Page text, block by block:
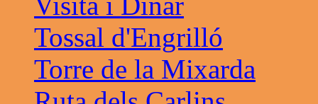
Tossal d'Engrilló
Torre de la Mixarda